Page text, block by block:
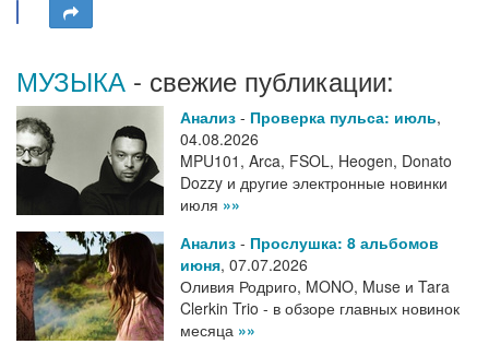
МУЗЫКА - свежие публикации:
Анализ - Проверка пульса: июль,
04.08.2026
MPU101, Arca, FSOL, Heogen, Donato
Dozzy и другие электронные новинки
июля »»
Анализ - Прослушка: 8 альбомов
июня, 07.07.2026
Оливия Родриго, MONO, Muse и Tara
Clerkin Trio - в обзоре главных новинок
месяца »»